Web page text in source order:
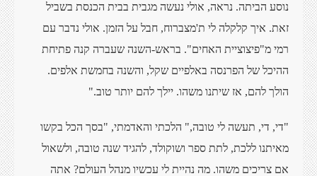
נוסע הביתה. נראה, אולי נעשה מגבית בבית הכנסת בשביל
זאת. איך קלקלה לי ת'מצברוח, חבל על הזמן. אולי נדבר עם
רמי מ"פיצוציית האחים". בראש-השנה שעברה קנה פתיחת
ההיכל של הפרנסה באלפיים שקל, והשנה בחמשת אלפים.
הולך להם, אז שיתנו משהו. יילך להם יותר טוב."
"די, די, תעשה לי טובה," הלכתי והאדמתי, "בסך הכל בקשו
מאיתנו ללכת, לתת ספר ושוקולד, להגיד שנה טובה, ולשאול
אם צריכים משהו. מה נהיית לי עכשיו מנהל העולם? אתה